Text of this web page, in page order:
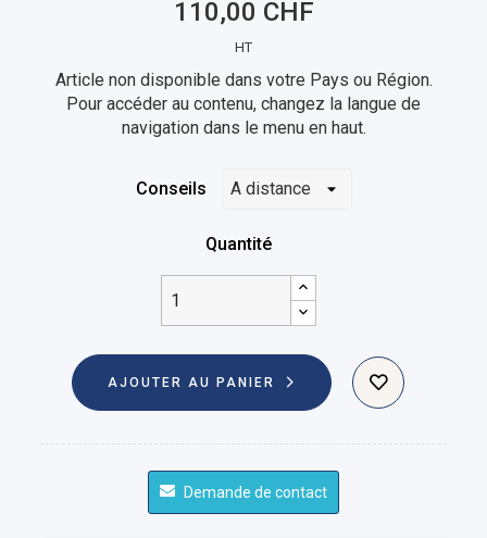
110,00 CHF
HT
Article non disponible dans votre Pays ou Région.
Pour accéder au contenu, changez la langue de
navigation dans le menu en haut.
Conseils
Quantité
AJOUTER AU PANIER
Demande de contact